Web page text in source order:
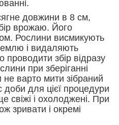
довжини в 8 см,
врожаю. Його
Рослини висмикують
і видаляють
збір відразу
при зберіганні
не варто мити зібраний
для цієї процедури
свіжі і охолоджені. При
зривати і окремі